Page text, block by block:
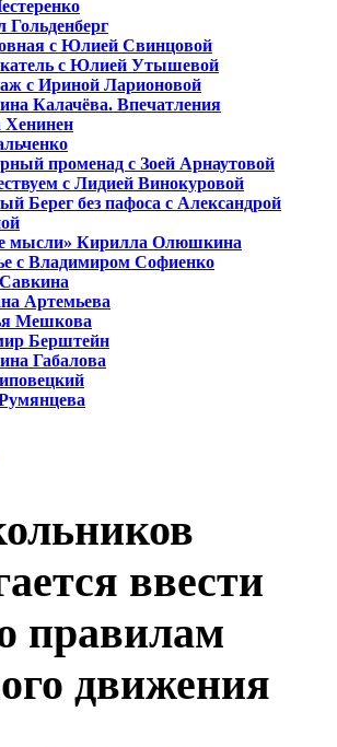
Гольденберг
с Юлией Свинцовой
с Юлией Утышевой
с Ириной Ларионовой
Калачёва. Впечатления
Хенинен
променад с Зоей Арнаутовой
с Лидией Винокуровой
Берег без пафоса с Александрой
мысли» Кирилла Олюшкина
с Владимиром Софиенко
Артемьева
Мешкова
Берштейн
Габалова
ввести
правилам
движения